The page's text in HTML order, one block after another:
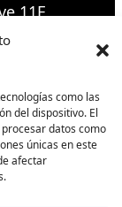
como las
del dispositivo. El
datos como
únicas en este
afectar
11F